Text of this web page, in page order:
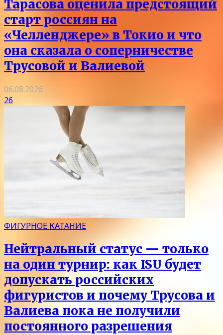
Тарасова оценила предстоящий
старт россиян на
«Челленджере» в Токио и что
она сказала о соперничестве
Трусовой и Валиевой
06.08.2026
26
ФИГУРНОЕ КАТАНИЕ
Нейтральный статус — только
на один турнир: как ISU будет
допускать российских
фигуристов и почему Трусова и
Валиева пока не получили
постоянного разрешения